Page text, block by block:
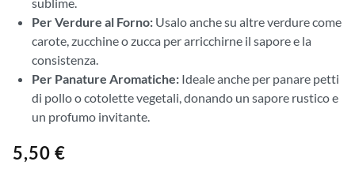
Per Verdure al Forno: Usalo anche su altre verdure come
carote, zucchine o zucca per arricchirne il sapore e la
consistenza.
Per Panature Aromatiche: Ideale anche per panare petti
di pollo o cotolette vegetali, donando un sapore rustico e
un profumo invitante.
5,50 €